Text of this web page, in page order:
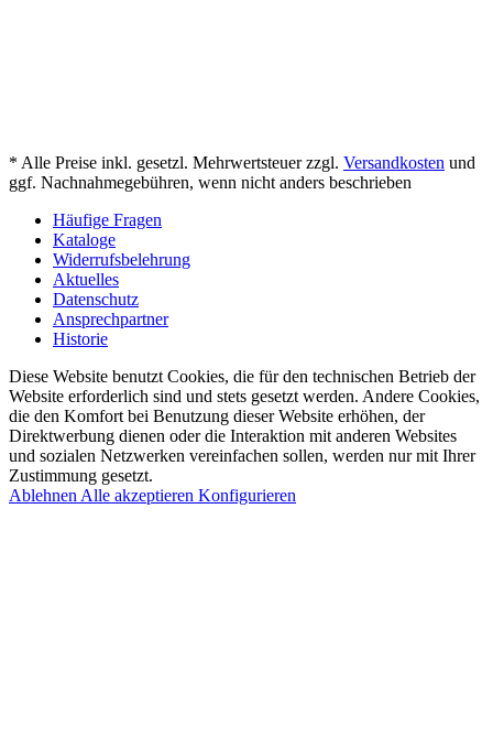
* Alle Preise inkl. gesetzl. Mehrwertsteuer zzgl. Versandkosten und
ggf. Nachnahmegebühren, wenn nicht anders beschrieben
Häufige Fragen
Kataloge
Widerrufsbelehrung
Aktuelles
Datenschutz
Ansprechpartner
Historie
Diese Website benutzt Cookies, die für den technischen Betrieb der
Website erforderlich sind und stets gesetzt werden. Andere Cookies,
die den Komfort bei Benutzung dieser Website erhöhen, der
Direktwerbung dienen oder die Interaktion mit anderen Websites
und sozialen Netzwerken vereinfachen sollen, werden nur mit Ihrer
Zustimmung gesetzt.
Ablehnen Alle akzeptieren Konfigurieren